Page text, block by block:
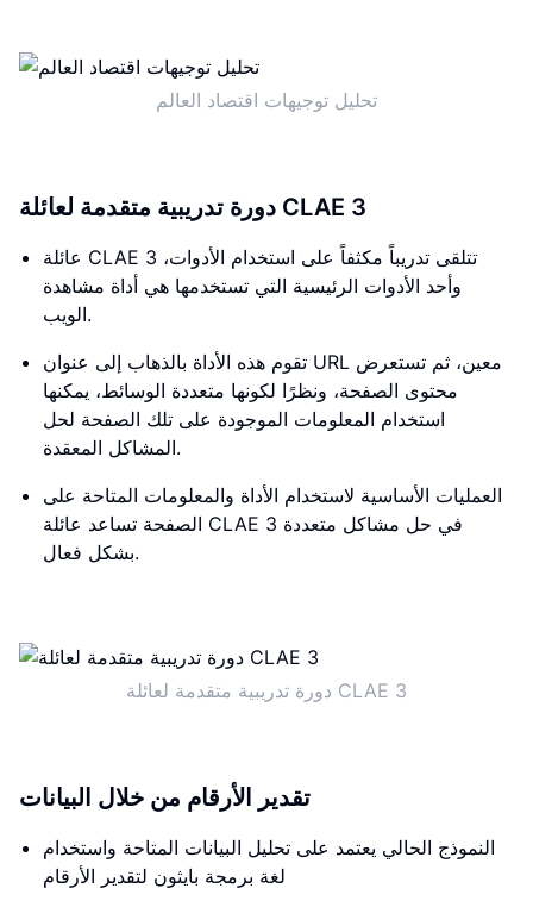
تحليل توجيهات اقتصاد العالم
دورة تدريبية متقدمة لعائلة CLAE 3
عائلة CLAE 3 تتلقى تدريباً مكثفاً على استخدام الأدوات،
وأحد الأدوات الرئيسية التي تستخدمها هي أداة مشاهدة
الويب.
تقوم هذه الأداة بالذهاب إلى عنوان URL معين، ثم تستعرض
محتوى الصفحة، ونظرًا لكونها متعددة الوسائط، يمكنها
استخدام المعلومات الموجودة على تلك الصفحة لحل
المشاكل المعقدة.
العمليات الأساسية لاستخدام الأداة والمعلومات المتاحة على
الصفحة تساعد عائلة CLAE 3 في حل مشاكل متعددة
بشكل فعال.
دورة تدريبية متقدمة لعائلة CLAE 3
تقدير الأرقام من خلال البيانات
النموذج الحالي يعتمد على تحليل البيانات المتاحة واستخدام
لغة برمجة بايثون لتقدير الأرقام